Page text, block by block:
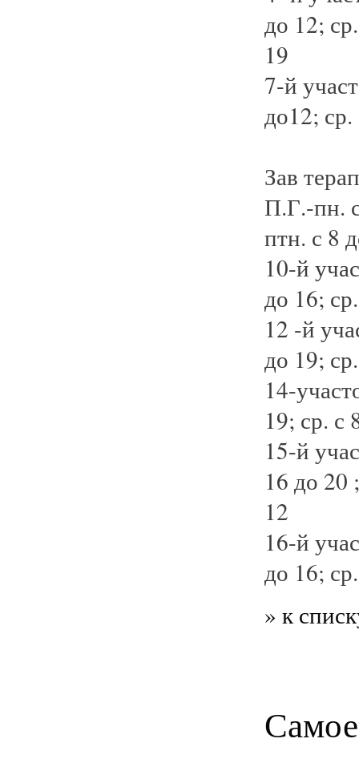
до 12;
19
7-й
до12;
Зав
П.Г.-пн.
птн. с 8
10-й
до 16;
12 -й
до 19;
14-
19; ср. с
15-й
16 до 20
12
16-й
до 16;
» к